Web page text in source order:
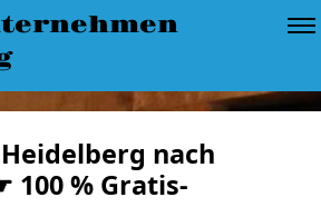
nach
100 % Gratis-